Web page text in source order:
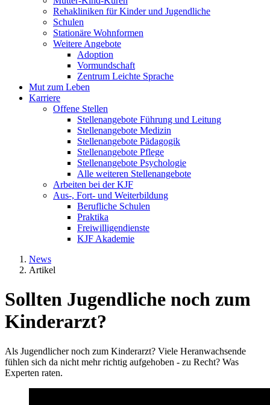
Rehakliniken für Kinder und Jugendliche
Schulen
Stationäre Wohnformen
Weitere Angebote
Adoption
Vormundschaft
Zentrum Leichte Sprache
Mut zum Leben
Karriere
Offene Stellen
Stellenangebote Führung und Leitung
Stellenangebote Medizin
Stellenangebote Pädagogik
Stellenangebote Pflege
Stellenangebote Psychologie
Alle weiteren Stellenangebote
Arbeiten bei der KJF
Aus-, Fort- und Weiterbildung
Berufliche Schulen
Praktika
Freiwilligendienste
KJF Akademie
News
Artikel
Sollten Jugendliche noch zum
Kinderarzt?
Als Jugendlicher noch zum Kinderarzt? Viele Heranwachsende
fühlen sich da nicht mehr richtig aufgehoben - zu Recht? Was
Experten raten.